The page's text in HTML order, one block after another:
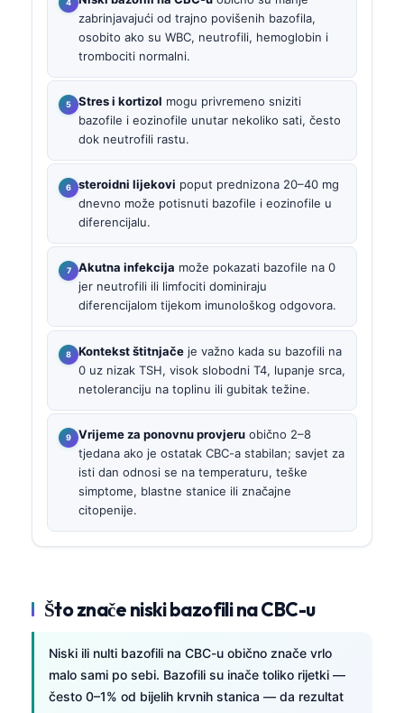
zabrinjavajući od trajno povišenih bazofila,
osobito ako su WBC, neutrofili, hemoglobin i
trombociti normalni.
Stres i kortizol mogu privremeno sniziti
bazofile i eozinofile unutar nekoliko sati, često
dok neutrofili rastu.
steroidni lijekovi poput prednizona 20–40 mg
dnevno može potisnuti bazofile i eozinofile u
diferencijalu.
Akutna infekcija može pokazati bazofile na 0
jer neutrofili ili limfociti dominiraju
diferencijalom tijekom imunološkog odgovora.
Kontekst štitnjače je važno kada su bazofili na
0 uz nizak TSH, visok slobodni T4, lupanje srca,
netoleranciju na toplinu ili gubitak težine.
Vrijeme za ponovnu provjeru obično 2–8
tjedana ako je ostatak CBC-a stabilan; savjet za
isti dan odnosi se na temperaturu, teške
simptome, blastne stanice ili značajne
citopenije.
Što znače niski bazofili na CBC-u
Niski ili nulti bazofili na CBC-u obično znače vrlo
malo sami po sebi. Bazofili su inače toliko rijetki —
često 0–1% od bijelih krvnih stanica — da rezultat